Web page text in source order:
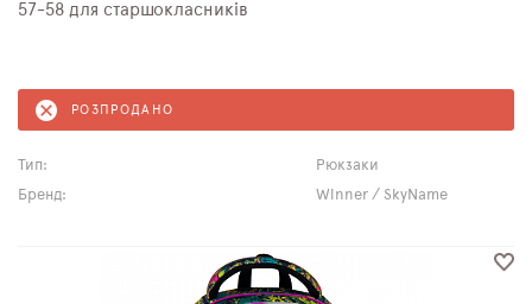
57-58 для старшокласників
РОЗПРОДАНО
Тип:
Рюкзаки
Бренд:
Winner / SkyName